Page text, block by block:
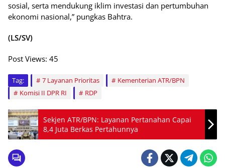
sosial, serta mendukung iklim investasi dan pertumbuhan
ekonomi nasional,” pungkas Bahtra.
(LS/SV)
Post Views: 45
Tag: 7 Layanan Prioritas
Kementerian ATR/BPN
Komisi II DPR RI
RDP
Sekjen ATR/BPN: Layanan Pertanahan Capai
8,4 Juta Berkas Pertahunnya